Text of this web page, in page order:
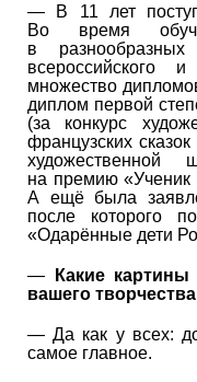
— В 11 лет
Во время
в разнообразных
всероссийского
множество
диплом первой
(за конкурс
французских
на премию «Ученик
А ещё была
после которого
«Одарённые дети
—
Какие
вашего
— Да как у всех:
самое главное.